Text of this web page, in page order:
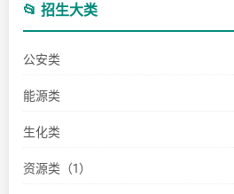
📂 招生大类
公安类
能源类
生化类
资源类（1）